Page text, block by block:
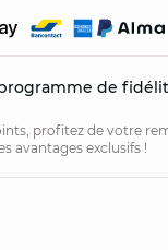
de
profitez de votre
avantages exclusifs !